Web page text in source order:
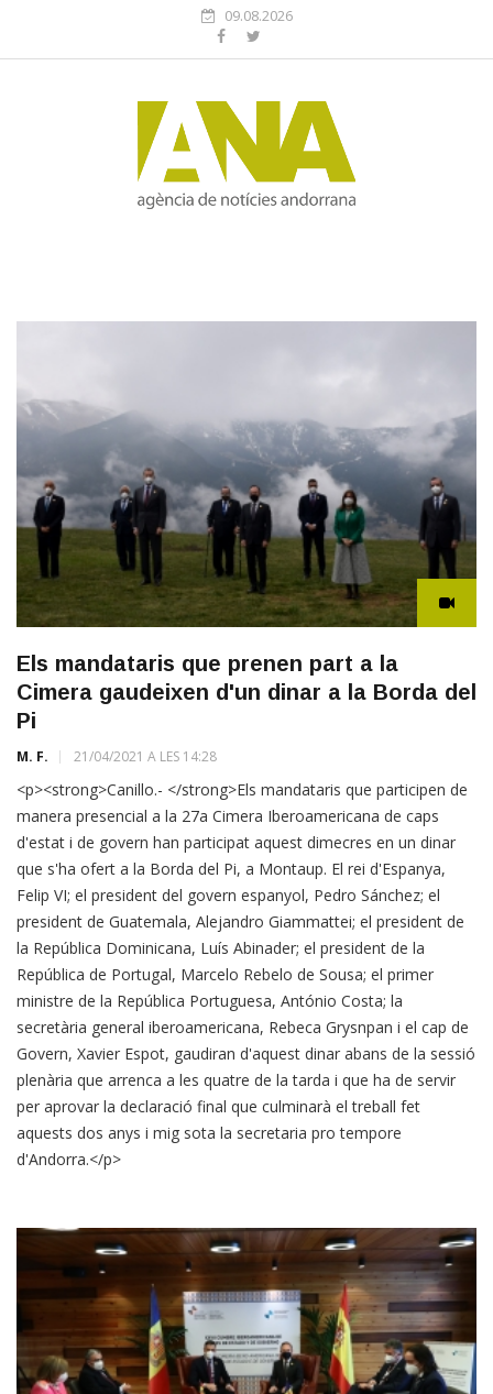
09.08.2026
Els mandataris que prenen part a la
Cimera gaudeixen d'un dinar a la Borda del
Pi
M. F. 21/04/2021 A LES 14:28
<p><strong>Canillo.- </strong>Els mandataris que participen de
manera presencial a la 27a Cimera Iberoamericana de caps
d'estat i de govern han participat aquest dimecres en un dinar
que s'ha ofert a la Borda del Pi, a Montaup. El rei d'Espanya,
Felip VI; el president del govern espanyol, Pedro Sánchez; el
president de Guatemala, Alejandro Giammattei; el president de
la República Dominicana, Luís Abinader; el president de la
República de Portugal, Marcelo Rebelo de Sousa; el primer
ministre de la República Portuguesa, António Costa; la
secretària general iberoamericana, Rebeca Grysnpan i el cap de
Govern, Xavier Espot, gaudiran d'aquest dinar abans de la sessió
plenària que arrenca a les quatre de la tarda i que ha de servir
per aprovar la declaració final que culminarà el treball fet
aquests dos anys i mig sota la secretaria pro tempore
d'Andorra.</p>